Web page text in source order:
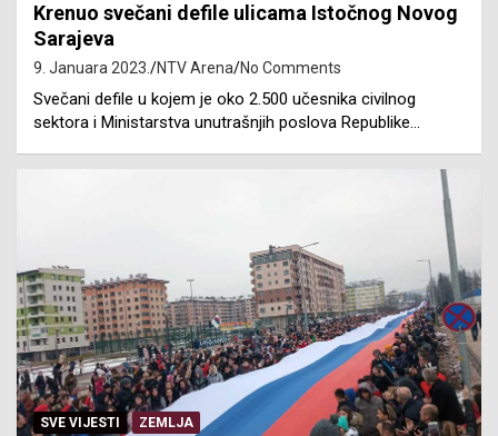
Krenuo svečani defile ulicama Istočnog Novog
Sarajeva
9. Januara 2023. NTV Arena No Comments
Svečani defile u kojem je oko 2.500 učesnika civilnog
sektora i Ministarstva unutrašnjih poslova Republike…
SVE VIJESTI ZEMLJA